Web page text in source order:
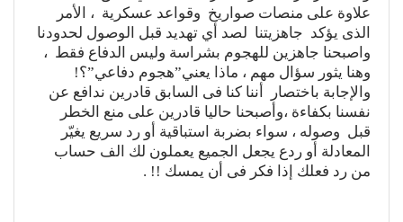
علاوة على منصات صواريخ وقواعد عسكرية ، الأمر
الذى يؤكد جاهزيتنا لصد أي تهديد قبل الوصول لحدودنا
واصبحنا جاهزين للهجوم بشراسة وليس الدفاع فقط ،
وهنا يثور سؤال مهم ، ماذا يعني”هجوم دفاعي”؟!
والإجابة باختصار أننا كنا فى السابق قادرين ندافع عن
نفسنا بكفاءة ،وأصبحنا حاليا قادرين على منع الخطر
قبل وصوله ، سواء بضربة استباقية أو رد سريع يغيّر
المعادلة أو ردع يجعل الجميع يعملون لك الف حساب
من رد فعلك إذا فكر فى أن يمسك !! .